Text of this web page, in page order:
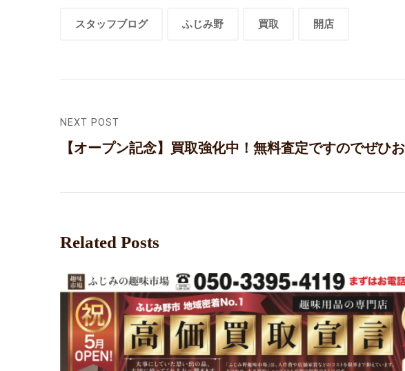
スタッフブログ ふじみ野 買取 開店
NEXT POST
【オープン記念】買取強化中！無料査定ですのでぜひ
Related Posts